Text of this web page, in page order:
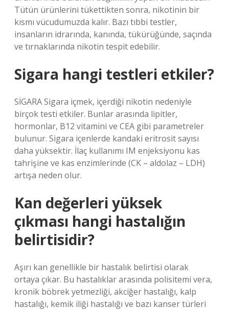
Tütün ürünlerini tükettikten sonra, nikotinin bir
kısmı vücudumuzda kalır. Bazı tıbbi testler,
insanların idrarında, kanında, tükürüğünde, saçında
ve tırnaklarında nikotin tespit edebilir.
Sigara hangi testleri etkiler?
SİGARA Sigara içmek, içerdiği nikotin nedeniyle
birçok testi etkiler. Bunlar arasında lipitler,
hormonlar, B12 vitamini ve CEA gibi parametreler
bulunur. Sigara içenlerde kandaki eritrosit sayısı
daha yüksektir. İlaç kullanımı IM enjeksiyonu kas
tahrişine ve kas enzimlerinde (CK – aldolaz – LDH)
artışa neden olur.
Kan değerleri yüksek
çıkması hangi hastalığın
belirtisidir?
Aşırı kan genellikle bir hastalık belirtisi olarak
ortaya çıkar. Bu hastalıklar arasında polisitemi vera,
kronik böbrek yetmezliği, akciğer hastalığı, kalp
hastalığı, kemik iliği hastalığı ve bazı kanser türleri